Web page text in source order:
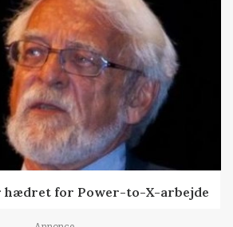
hædret for Power-to-X-arbejde